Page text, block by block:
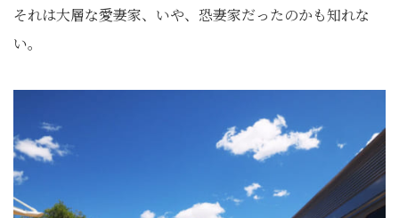
それは大層な愛妻家、いや、恐妻家だったのかも知れな
い。